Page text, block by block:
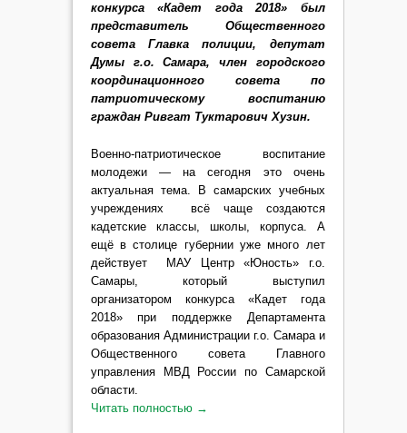
конкурса «Кадет года 2018» был
представитель Общественного
совета Главка полиции, депутат
Думы г.о. Самара, член городского
координационного совета по
патриотическому воспитанию
граждан Ривгат Туктарович Хузин.
Военно-патриотическое воспитание
молодежи — на сегодня это очень
актуальная тема. В самарских учебных
учреждениях всё чаще создаются
кадетские классы, школы, корпуса. А
ещё в столице губернии уже много лет
действует МАУ Центр «Юность» г.о.
Самары, который выступил
организатором конкурса «Кадет года
2018» при поддержке Департамента
образования Администрации г.о. Самара и
Общественного совета Главного
управления МВД России по Самарской
области.
Читать полностью →